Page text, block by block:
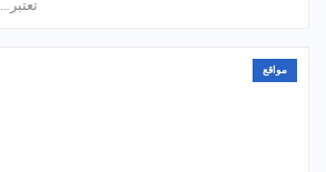
تعتبر…
مواقع